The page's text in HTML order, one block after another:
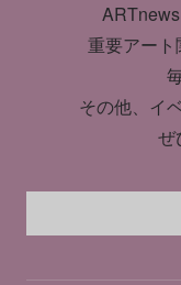
重要アー
その他、イ
ぜ